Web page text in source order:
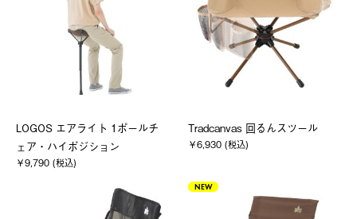
LOGOS エアライト 1ポールチ
ェア・ハイポジション
￥9,790 (税込)
Tradcanvas 回るんスツール
￥6,930 (税込)
NEW